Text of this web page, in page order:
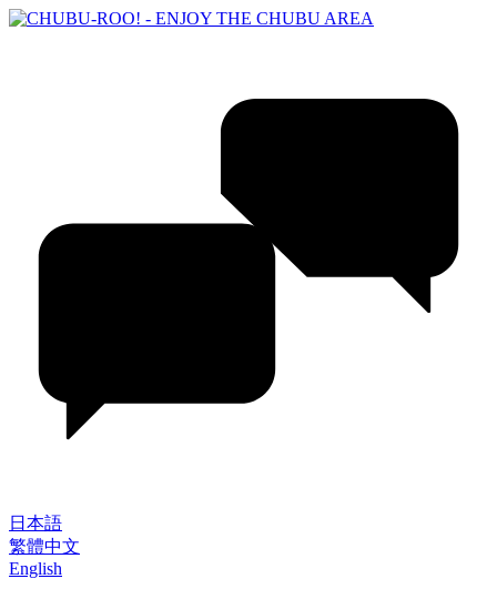
日本語
繁體中文
English